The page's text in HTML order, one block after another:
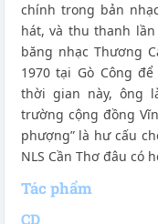
chính trong bản
hát, và thu thanh
băng nhạc Thương
1970 tại Gò Công
thời gian này, ông
trường cộng đồng
phượng” là hư cấu
NLS Cần Thơ đâu có
Tác phẩm
CD